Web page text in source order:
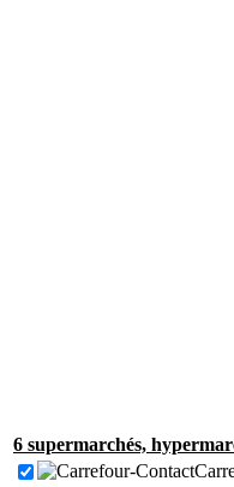
6 supermarchés,